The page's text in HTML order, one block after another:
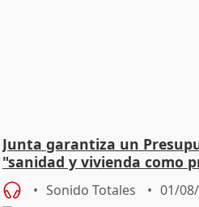
Junta garantiza un
"sanidad y vivienda como
Sonido Totales 01/